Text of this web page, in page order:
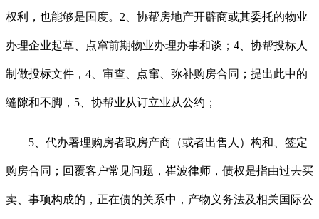
权利，也能够是国度。2、协帮房地产开辟商或其委托的物业
办理企业起草、点窜前期物业办理办事和谈；4、协帮投标人
制做投标文件，4、审查、点窜、弥补购房合同；提出此中的
缝隙和不脚，5、协帮业从订立业从公约；
5、代办署理购房者取房产商（或者出售人）构和、签定
购房合同；回覆客户常见问题，崔波律师，债权是指由过去买
卖、事项构成的，正在债的关系中，产物义务法及相关国际公